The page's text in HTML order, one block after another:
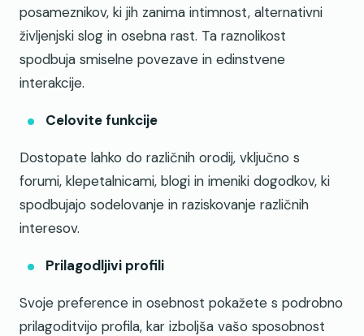
posameznikov, ki jih zanima intimnost, alternativni
življenjski slog in osebna rast. Ta raznolikost
spodbuja smiselne povezave in edinstvene
interakcije.
Celovite funkcije
Dostopate lahko do različnih orodij, vključno s
forumi, klepetalnicami, blogi in imeniki dogodkov, ki
spodbujajo sodelovanje in raziskovanje različnih
interesov.
Prilagodljivi profili
Svoje preference in osebnost pokažete s podrobno
prilagoditvijo profila, kar izboljša vašo sposobnost